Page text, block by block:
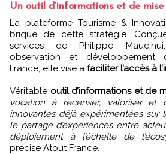
Un outil d’informations et de mise
La plateforme Tourisme & Innovation est une nouvelle
brique de cette stratégie.
services de Philippe
observation et développement
France, elle vise à faciliter l’accès à
Véritable outil d’informations et de
vocation à recenser, valoriser et
innovantes déjà expérimentées sur
le partage d’expériences entre
déploiement à l’échelle de
précise Atout France.